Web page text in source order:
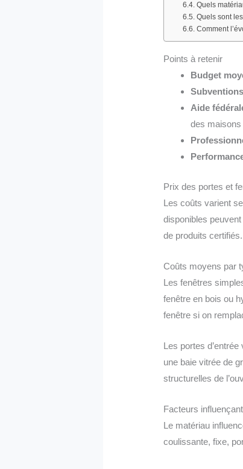
Quels
Quels sont
Comment
Points à retenir
Budget
Aide
des
Prix des portes et
Les coûts varient
disponibles
de produits certifiés.
Coûts moyens par
Les fenêtres
fenêtre en bois ou
fenêtre si on
Les portes
une baie vitrée de
structurelles de
Facteurs
Le matériau
coulissante, fixe,